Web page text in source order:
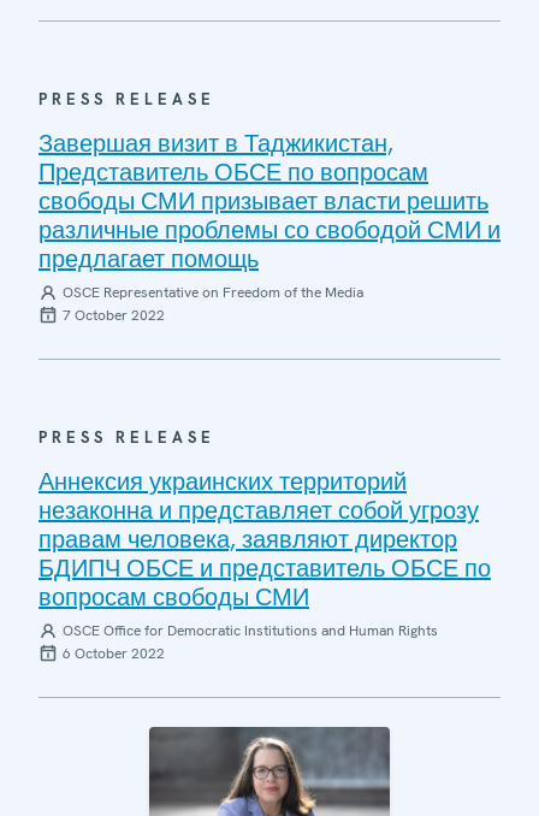
PRESS RELEASE
Завершая визит в Таджикистан,
Представитель ОБСЕ по вопросам
свободы СМИ призывает власти решить
различные проблемы со свободой СМИ и
предлагает помощь
OSCE Representative on Freedom of the Media
7 October 2022
PRESS RELEASE
Аннексия украинских территорий
незаконна и представляет собой угрозу
правам человека, заявляют директор
БДИПЧ ОБСЕ и представитель ОБСЕ по
вопросам свободы СМИ
OSCE Office for Democratic Institutions and Human Rights
6 October 2022